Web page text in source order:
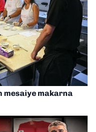
mesaiye makarna